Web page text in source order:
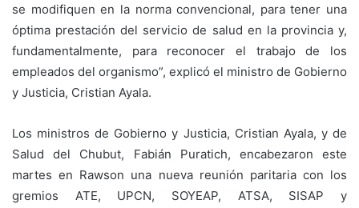
se modifiquen en la norma convencional, para tener una
óptima prestación del servicio de salud en la provincia y,
fundamentalmente, para reconocer el trabajo de los
empleados del organismo”, explicó el ministro de Gobierno
y Justicia, Cristian Ayala.
Los ministros de Gobierno y Justicia, Cristian Ayala, y de
Salud del Chubut, Fabián Puratich, encabezaron este
martes en Rawson una nueva reunión paritaria con los
gremios ATE, UPCN, SOYEAP, ATSA, SISAP y